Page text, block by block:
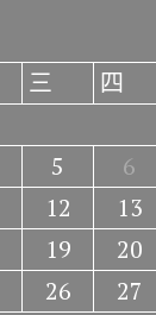
三 四
5 6
12 13
19 20
26 27